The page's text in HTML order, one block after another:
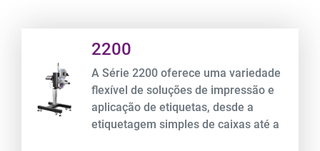
2200
A Série 2200 oferece uma variedade
flexível de soluções de impressão e
aplicação de etiquetas, desde a
etiquetagem simples de caixas até a